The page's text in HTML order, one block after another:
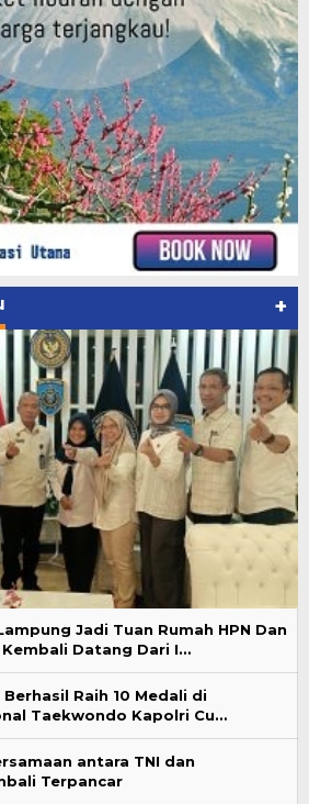
+
Jadi Tuan Rumah HPN Dan
Datang Dari I…
Raih 10 Medali di
Taekwondo Kapolri Cu…
antara TNI dan
Terpancar